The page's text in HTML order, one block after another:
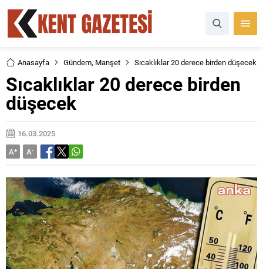
Anasayfa Gündem, Manşet Sıcaklıklar 20 derece birden düşecek
Sıcaklıklar 20 derece birden
düşecek
16.03.2025
A+ A-